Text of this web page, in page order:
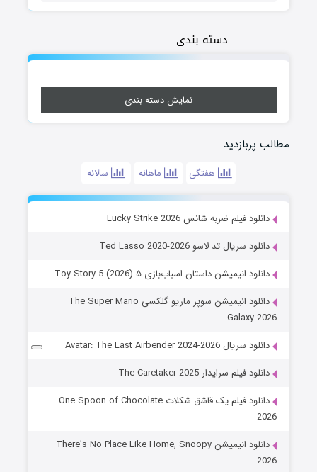
دسته بندی
نمایش دسته بندی
مطالب پربازدید
هفتگی ماهانه سالانه
دانلود فیلم ضربه شانس Lucky Strike 2026
دانلود سریال تد لاسو Ted Lasso 2020-2026
دانلود انیمیشن داستان اسباب‌بازی ۵ Toy Story 5 (2026)
دانلود انیمیشن سوپر ماریو گلکسی The Super Mario
Galaxy 2026
دانلود سریال Avatar: The Last Airbender 2024-2026
دانلود فیلم سرایدار The Caretaker 2025
دانلود فیلم یک قاشق شکلات One Spoon of Chocolate
2026
دانلود انیمیشن There’s No Place Like Home, Snoopy
2026